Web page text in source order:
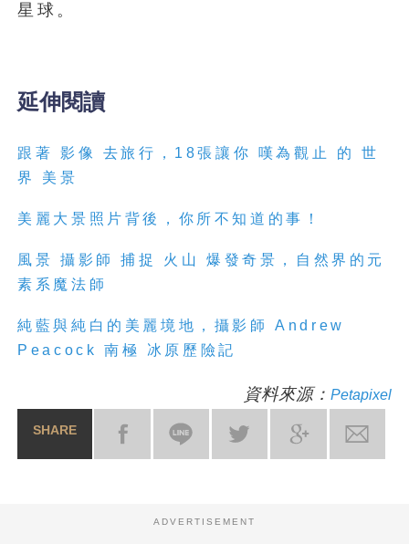
星球。
延伸閱讀
跟著 影像 去旅行，18張讓你 嘆為觀止 的 世
界 美景
美麗大景照片背後，你所不知道的事！
風景 攝影師 捕捉 火山 爆發奇景，自然界的元
素系魔法師
純藍與純白的美麗境地，攝影師 Andrew
Peacock 南極 冰原歷險記
資料來源： Petapixel
SHARE
ADVERTISEMENT